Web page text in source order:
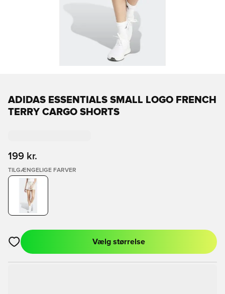
ADIDAS ESSENTIALS SMALL LOGO FRENCH
TERRY CARGO SHORTS
199 kr.
TILGÆNGELIGE FARVER
Åbner en Modal til at logge ind eller tilmelde dig som medlem
Vælg størrelse